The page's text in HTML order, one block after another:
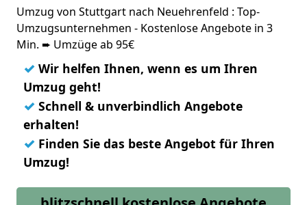
Umzug von Stuttgart nach Neuehrenfeld : Top-
Umzugsunternehmen - Kostenlose Angebote in 3
Min. ➨ Umzüge ab 95€
✓ Wir helfen Ihnen, wenn es um Ihren
Umzug geht!
✓ Schnell & unverbindlich Angebote
erhalten!
✓ Finden Sie das beste Angebot für Ihren
Umzug!